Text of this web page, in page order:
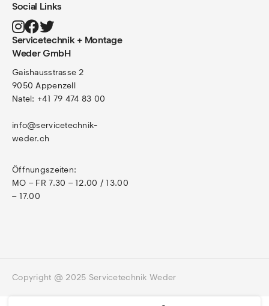
Social Links
Servicetechnik + Montage
Weder GmbH
Gaishausstrasse 2
9050 Appenzell
Natel: +41 79 474 83 00
info@servicetechnik-
weder.ch
Öffnungszeiten:
MO – FR 7.30 – 12.00 / 13.00
– 17.00
Copyright @ 2025 Servicetechnik Weder